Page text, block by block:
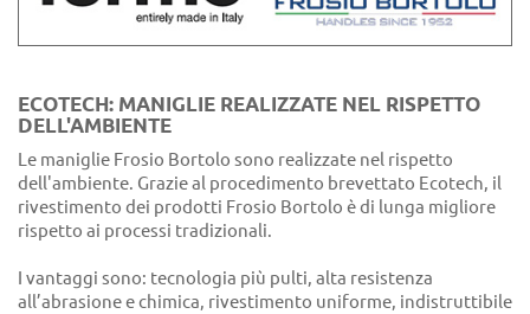
ECOTECH: MANIGLIE REALIZZATE NEL RISPETTO
DELL'AMBIENTE
Le maniglie Frosio Bortolo sono realizzate nel rispetto
dell'ambiente. Grazie al procedimento brevettato Ecotech, il
rivestimento dei prodotti Frosio Bortolo è di lunga migliore
rispetto ai processi tradizionali.
I vantaggi sono: tecnologia più pulti, alta resistenza
all’abrasione e chimica, rivestimento uniforme, indistruttibile